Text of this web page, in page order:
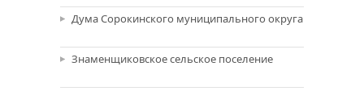
Дума Сорокинского муниципального округа
Знаменщиковское сельское поселение